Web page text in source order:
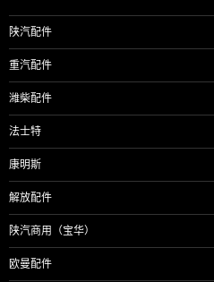
陕汽配件
重汽配件
潍柴配件
法士特
康明斯
解放配件
陕汽商用（宝华）
欧曼配件